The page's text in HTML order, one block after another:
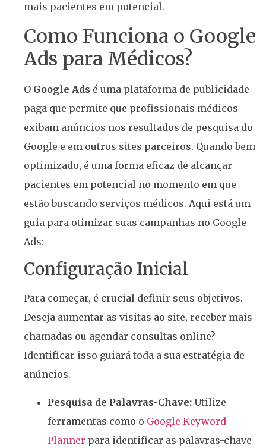
mais pacientes em potencial.
Como Funciona o Google
Ads para Médicos?
O Google Ads é uma plataforma de publicidade
paga que permite que profissionais médicos
exibam anúncios nos resultados de pesquisa do
Google e em outros sites parceiros. Quando bem
optimizado, é uma forma eficaz de alcançar
pacientes em potencial no momento em que
estão buscando serviços médicos. Aqui está um
guia para otimizar suas campanhas no Google
Ads:
Configuração Inicial
Para começar, é crucial definir seus objetivos.
Deseja aumentar as visitas ao site, receber mais
chamadas ou agendar consultas online?
Identificar isso guiará toda a sua estratégia de
anúncios.
Pesquisa de Palavras-Chave: Utilize
ferramentas como o Google Keyword
Planner para identificar as palavras-chave